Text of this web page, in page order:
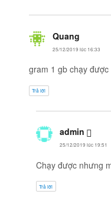
Quang
25/12/2019 lúc 16:33
gram 1 gb chạy được
Trả lời
admin viết:
25/12/2019 lúc 19:51
Chạy được nhưng
Trả lời